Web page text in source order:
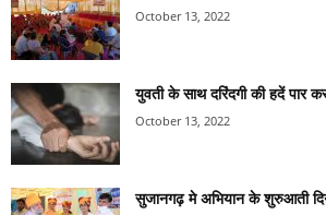
October 13, 2022
युवती के साथ दरिंदगी की हदें पार
October 13, 2022
सुजानगढ़ मे अभियान के शुरुआती